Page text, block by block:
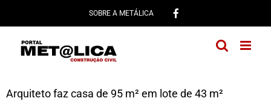
conteúdo
SOBRE A METÁLICA
Arquiteto faz casa de 95 m² em lote de 43 m²